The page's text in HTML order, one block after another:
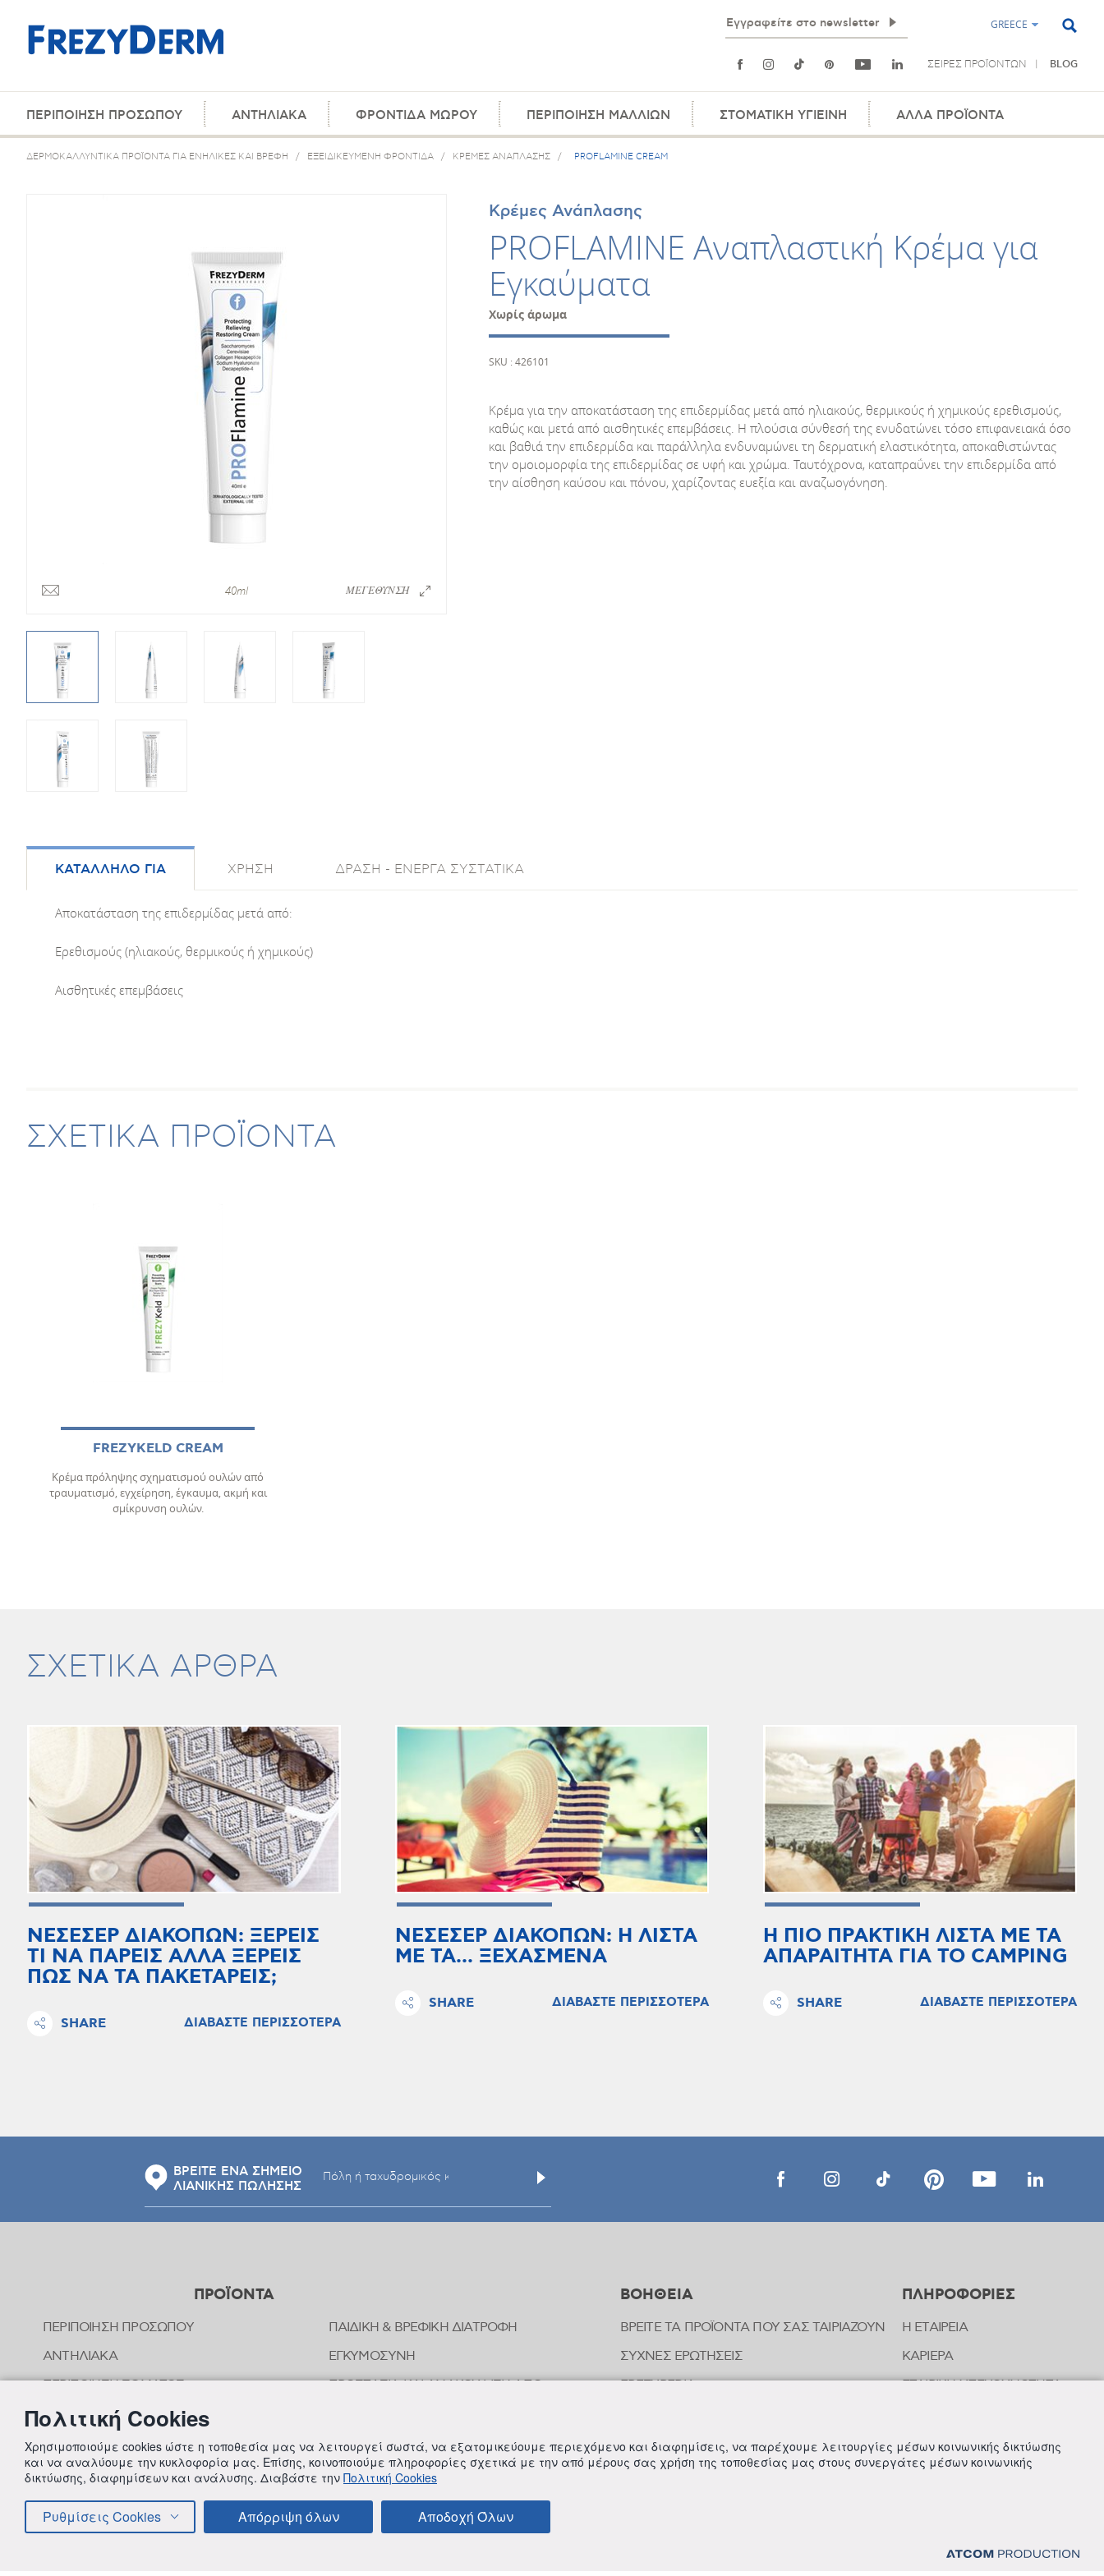
GREECE
ΣΕΙΡΕΣ ΠΡΟΪΟΝΤΩΝ BLOG
ΠΕΡΙΠΟΙΗΣΗ ΠΡΟΣΩΠΟΥ ΑΝΤΗΛΙΑΚΑ ΦΡΟΝΤΙΔΑ ΜΩΡΟΥ ΠΕΡΙΠΟΙΗΣΗ ΜΑΛΛΙΩΝ ΣΤΟΜΑΤΙΚΗ ΥΓΙΕΙΝΗ ΑΛΛΑ ΠΡΟΪΟΝΤΑ
ΔΕΡΜΟΚΑΛΛΥΝΤΙΚΑ ΠΡΟΪΟΝΤΑ ΓΙΑ ΕΝΗΛΙΚΕΣ ΚΑΙ ΒΡΕΦΗ / ΕΞΕΙΔΙΚΕΥΜΕΝΗ ΦΡΟΝΤΙΔΑ / ΚΡΕΜΕΣ ΑΝΑΠΛΑΣΗΣ / PROFLAMINE CREAM
ΜΕΓΕΘΥΝΣΗ
40ml
Κρέμες Ανάπλασης
PROFLAMINE Αναπλαστική Κρέμα για
Εγκαύματα
Χωρίς άρωμα
SKU : 426101
Κρέμα για την αποκατάσταση της επιδερμίδας μετά από ηλιακούς, θερμικούς ή χημικούς ερεθισμούς,
καθώς και μετά από αισθητικές επεμβάσεις. Η πλούσια σύνθεσή της ενυδατώνει τόσο επιφανειακά όσο
και βαθιά την επιδερμίδα και παράλληλα ενδυναμώνει τη δερματική ελαστικότητα, αποκαθιστώντας
την ομοιομορφία της επιδερμίδας σε υφή και χρώμα. Ταυτόχρονα, καταπραΰνει την επιδερμίδα από
την αίσθηση καύσου και πόνου, χαρίζοντας ευεξία και αναζωογόνηση.
ΚΑΤΑΛΛΗΛΟ ΓΙΑ ΧΡΗΣΗ ΔΡΑΣΗ - ΕΝΕΡΓΑ ΣΥΣΤΑΤΙΚΑ
Αποκατάσταση της επιδερμίδας μετά από:
Ερεθισμούς (ηλιακούς, θερμικούς ή χημικούς)
Αισθητικές επεμβάσεις
ΣΧΕΤΙΚΑ ΠΡΟΪΟΝΤΑ
FREZYKELD CREAM
Κρέμα πρόληψης σχηματισμού ουλών από
τραυματισμό, εγχείρηση, έγκαυμα, ακμή και
σμίκρυνση ουλών.
ΣΧΕΤΙΚΑ ΑΡΘΡΑ
ΝΕΣΕΣΕΡ ΔΙΑΚΟΠΩΝ: ΞΕΡΕΙΣ
ΤΙ ΝΑ ΠΑΡΕΙΣ ΑΛΛΑ ΞΕΡΕΙΣ
ΠΩΣ ΝΑ ΤΑ ΠΑΚΕΤΑΡΕΙΣ;
SHARE ΔΙΑΒΑΣΤΕ ΠΕΡΙΣΣΟΤΕΡΑ
ΝΕΣΕΣΕΡ ΔΙΑΚΟΠΩΝ: Η ΛΙΣΤΑ
ΜΕ ΤΑ... ΞΕΧΑΣΜΕΝΑ
SHARE ΔΙΑΒΑΣΤΕ ΠΕΡΙΣΣΟΤΕΡΑ
Η ΠΙΟ ΠΡΑΚΤΙΚΗ ΛΙΣΤΑ ΜΕ ΤΑ
ΑΠΑΡΑΙΤΗΤΑ ΓΙΑ ΤΟ CAMPING
SHARE ΔΙΑΒΑΣΤΕ ΠΕΡΙΣΣΟΤΕΡΑ
ΒΡΕΙΤΕ ΕΝΑ ΣΗΜΕΙΟ
ΛΙΑΝΙΚΗΣ ΠΩΛΗΣΗΣ
ΠΡΟΪΟΝΤΑ
ΠΕΡΙΠΟΙΗΣΗ ΠΡΟΣΩΠΟΥ
ΑΝΤΗΛΙΑΚΑ
ΠΕΡΙΠΟΙΗΣΗ ΣΩΜΑΤΟΣ
ΠΕΡΙΠΟΙΗΣΗ ΜΑΛΛΙΩΝ
ΣΤΟΜΑΤΙΚΗ ΥΓΙΕΙΝΗ
ΑΠΟΣΥΜΦΟΡΗΤΙΚΑ ΜΥΤΗΣ
ΦΡΟΝΤΙΔΑ ΜΩΡΟΥ
ΠΑΙΔΙΚΗ ΠΕΡΙΠΟΙΗΣΗ
ΠΑΙΔΙΚΗ & ΒΡΕΦΙΚΗ ΔΙΑΤΡΟΦΗ
ΕΓΚΥΜΟΣΥΝΗ
ΠΡΟΣΤΑΣΙΑ ΚΑΙ ΑΝΑΚΟΥΦΙΣΗ ΑΠΟ
ΠΕΡΙΠΟΙΗΣΗ ΕΥΑΙΣΘΗΤΗΣ ΠΕΡΙΟΧΗΣ
ΣΥΜΠΛΗΡΩΜΑΤΑ ΔΙΑΤΡΟΦΗΣ
ΒΟΗΘΕΙΑ
ΒΡΕΙΤΕ ΤΑ ΠΡΟΪΟΝΤΑ ΠΟΥ ΣΑΣ ΤΑΙΡΙΑΖΟΥΝ
ΣΥΧΝΕΣ ΕΡΩΤΗΣΕΙΣ
FREZYPEDIA
ΠΛΗΡΟΦΟΡΙΕΣ
Η ΕΤΑΙΡΕΙΑ
ΚΑΡΙΕΡΑ
ΕΤΑΙΡΙΚΗ ΥΠΕΥΘΥΝΟΤΗΤΑ
Πολιτική Cookies
Χρησιμοποιούμε cookies ώστε η τοποθεσία μας να λειτουργεί σωστά, να εξατομικεύουμε περιεχόμενο και διαφημίσεις, να παρέχουμε λειτουργίες μέσων κοινωνικής δικτύωσης
και να αναλύουμε την κυκλοφορία μας. Επίσης, κοινοποιούμε πληροφορίες σχετικά με την από μέρους σας χρήση της τοποθεσίας μας στους συνεργάτες μέσων κοινωνικής
δικτύωσης, διαφημίσεων και ανάλυσης. Διαβάστε την Πολιτική Cookies
Ρυθμίσεις Cookies Απόρριψη όλων Αποδοχή Όλων